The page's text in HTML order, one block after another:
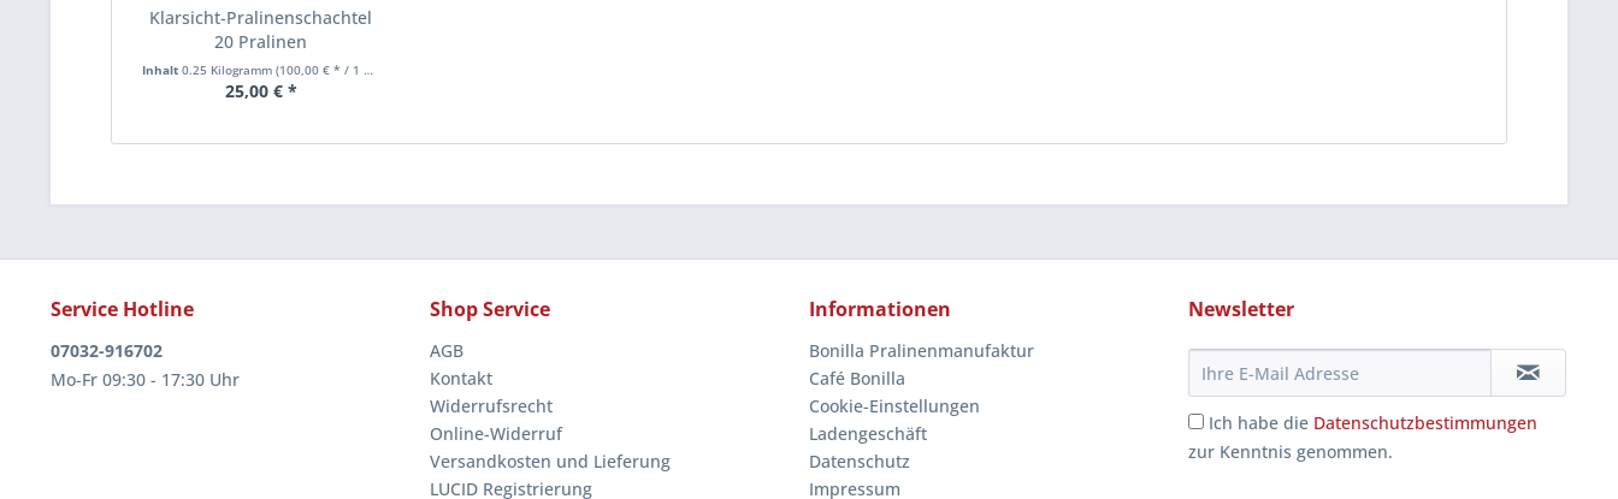
Klarsicht-Pralinenschachtel
20 Pralinen
Inhalt 0.25 Kilogramm (100,00 € * / 1 Kilogramm)
25,00 € *
Service Hotline
07032-916702
Mo-Fr 09:30 - 17:30 Uhr
Shop Service
AGB
Kontakt
Widerrufsrecht
Online-Widerruf
Versandkosten und Lieferung
LUCID Registrierung
Informationen
Bonilla Pralinenmanufaktur
Café Bonilla
Cookie-Einstellungen
Ladengeschäft
Datenschutz
Impressum
Newsletter
Ich habe die Datenschutzbestimmungen
zur Kenntnis genommen.